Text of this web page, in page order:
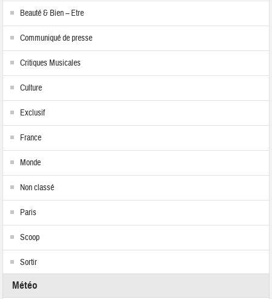
Beauté & Bien – Etre
Communiqué de presse
Critiques Musicales
Culture
Exclusif
France
Monde
Non classé
Paris
Scoop
Sortir
Météo